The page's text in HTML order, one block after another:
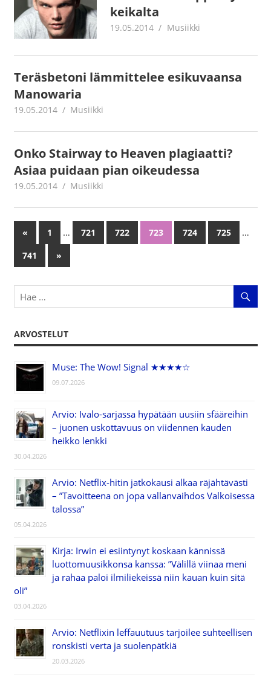
keikalta
19.05.2014 mestanet
Musiikki
Teräsbetoni lämmittelee esikuvaansa
Manowaria
19.05.2014 mestanet
Musiikki
Onko Stairway to Heaven plagiaatti?
Asiaa puidaan pian oikeudessa
19.05.2014 mestanet
Musiikki
Artikkelien
selaus
« Previous
Posts
1 … 721 722 723 724 725 …
741
Next
Posts
»
ARVOSTELUT
Muse: The Wow! Signal ★★★★☆
09.07.2026
Arvio: Ivalo-sarjassa hypätään uusiin sfääreihin
– juonen uskottavuus on viidennen kauden
heikko lenkki
30.04.2026
Arvio: Netflix-hitin jatkokausi alkaa räjähtävästi
– ”Tavoitteena on jopa vallanvaihdos Valkoisessa
talossa”
05.04.2026
Kirja: Irwin ei esiintynyt koskaan kännissä
luottomuusikkonsa kanssa: ”Välillä viinaa meni
ja rahaa paloi ilmiliekeissä niin kauan kuin sitä
oli”
03.04.2026
Arvio: Netflixin leffauutuus tarjoilee suhteellisen
ronskisti verta ja suolenpätkiä
20.03.2026